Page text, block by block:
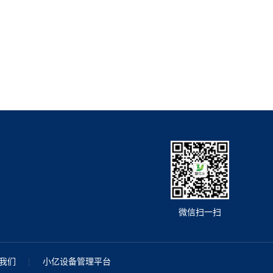
微信扫一扫
们 | 小亿设备管理平台